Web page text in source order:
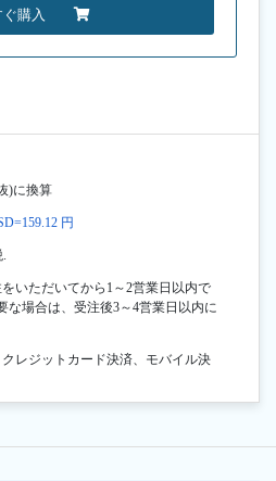
購入
)に換算
円
いただいてから1～2営業日以内で
な場合は、受注後3～4営業日以内に
レジットカード決済、モバイル決